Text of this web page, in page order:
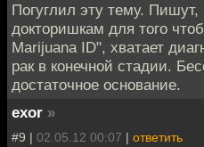
Погуглил эту тему.
докторишкам для того
Marijuana ID", хватает
рак в конечной стадии.
достаточное основание.
exor »
#9 | 02.05.12 00:07 | ответить